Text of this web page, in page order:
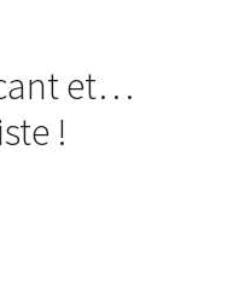
et…
!